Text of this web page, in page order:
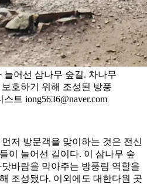
늘어선 삼나무 숲길. 차나무
호하기 위해 조성된 방풍
트 iong5636@naver.com
저 방문객을 맞이하는 것은 전신
이 늘어선 길이다. 이 삼나무 숲
바람을 막아주는 방풍림 역할을
조성됐다. 이외에도 대한다원 곳